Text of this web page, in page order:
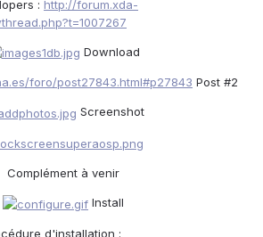
: http://forum.xda-
Download
foro/post27843.html#p27843 Post #2
Screenshot
Complément à venir
Install
d'installation :